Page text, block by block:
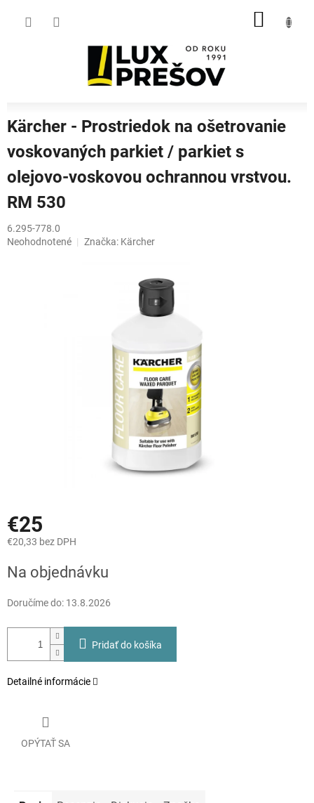
Kärcher - Prostriedok na ošetrovanie
voskovaných parkiet / parkiet s
olejovo-voskovou ochrannou vrstvou.
RM 530
6.295-778.0
Priemerné
Neohodnotené Značka: Kärcher
€25
€20,33 bez DPH
cena:
Na objednávku
Doručíme do: 13.8.2026
Pridať do košíka
Detailné informácie
OPÝTAŤ SA